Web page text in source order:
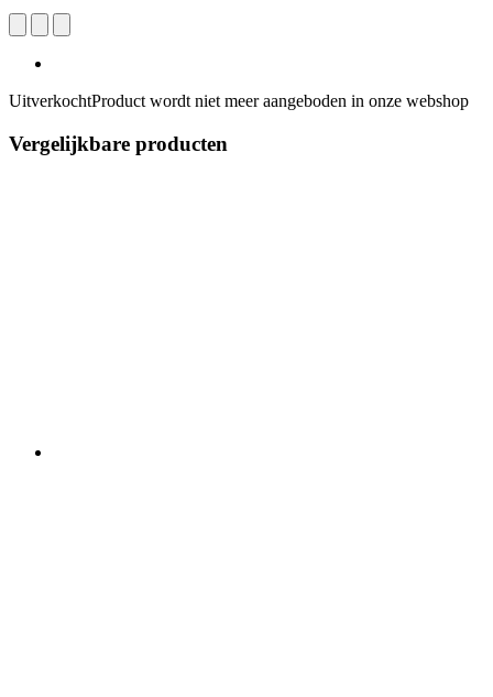
UitverkochtProduct wordt niet meer aangeboden in onze webshop
Vergelijkbare producten